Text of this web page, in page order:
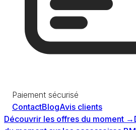
Paiement sécurisé
ContactBlogAvis clients
Découvrir les offres du moment →